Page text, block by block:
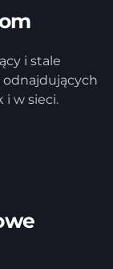
i stale
odnajdujących
i w sieci.